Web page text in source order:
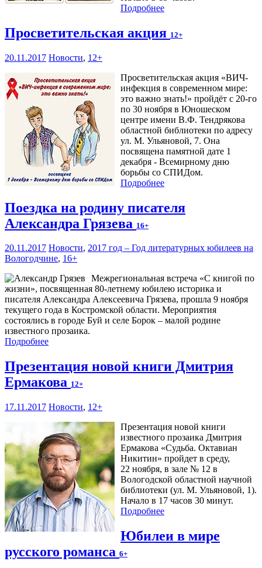
Подробнее
Просветительская акция 12+
20.11.2017 Новости, 12+
Просветительская акция «ВИЧ-
инфекция в современном мире:
это важно знать!» пройдёт с 20-го
по 30 ноября в Юношеском
центре имени В.Ф. Тендрякова
областной библиотеки по адресу
ул. М. Ульяновой, 7. Она
посвящена памятной дате 1
декабря - Всемирному дню
борьбы со СПИДом.
Подробнее
Поездка на родину писателя
Александра Грязева 16+
20.11.2017 Новости, 2017 год – Год литературных юбилеев на
Вологодчине, 16+
Межрегиональная встреча «С книгой по
жизни», посвященная 80-летнему юбилею историка и
писателя Александра Алексеевича Грязева, прошла 9 ноября
текущего года в Костромской области. Мероприятия
состоялись в городе Буй и селе Борок – малой родине
известного прозаика.
Подробнее
Презентация новой книги Дмитрия
Ермакова 12+
17.11.2017 Новости, 12+
Презентация новой книги
известного прозаика Дмитрия
Ермакова «Судьба. Октавиан
Никитин» пройдет в среду,
22 ноября, в зале № 12 в
Вологодской областной научной
библиотеки (ул. М. Ульяновой, 1).
Начало в 17 часов 30 минут.
Подробнее
Юбилеи в мире
русского романса 6+